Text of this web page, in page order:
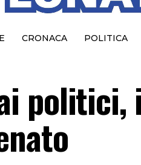
CRONACA POLITICA
politici,